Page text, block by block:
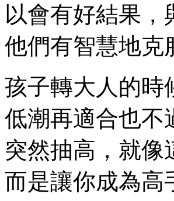
以會有好結果，
他們有智慧地克
孩子轉大人的時
低潮再適合也不
突然抽高，就像
而是讓你成為高